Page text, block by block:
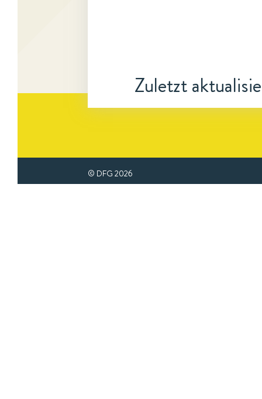
Zuletzt
© DFG 2026